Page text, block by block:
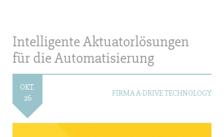
Intelligente Aktuatorlösungen
für die Automatisierung
OKT.
26
FIRMA A-DRIVE TECHNOLOGY